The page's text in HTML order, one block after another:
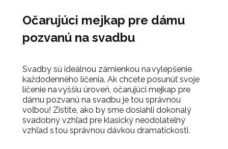
Očarujúci mejkap pre dámu
pozvanú na svadbu
Svadby sú ideálnou zámienkou na vylepšenie
každodenného líčenia. Ak chcete posunúť svoje
líčenie na vyššiu úroveň, očarujúci mejkap pre
dámu pozvanú na svadbu je tou správnou
voľbou! Zistite, ako by sme dosiahli dokonalý
svadobný vzhľad pre klasický neodolateľný
vzhľad s tou správnou dávkou dramatickosti.